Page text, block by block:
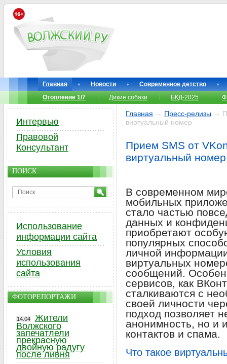
Главная Новости
Современное детство
Отопление 1/7
Дикие собаки БКД-2025
Главная → Пресс-релизы →
виртуальный номер
Прием SMS от
виртуальный номер
В современном
мобильных
стало частью
данных и
приобретают
популярных
личной
виртуальных
сообщений.
сервисов, как
сталкиваются с
своей личности
подход позволяет
анонимность, но и
контактов и спама.
Что такое
Интервью
Правовой
Консультант
ПОИСК
Использование
информации сайта
Условия
использования
сайта
ФОТОРЕПОРТАЖИ
14.04
Жители
Волжского
запечатлели
прекрасную
двойную радугу
после ливня